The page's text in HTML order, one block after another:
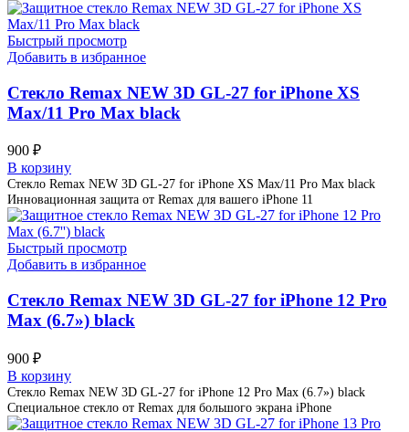
Быстрый просмотр
Добавить в избранное
Стекло Remax NEW 3D GL-27 for iPhone XS
Max/11 Pro Max black
900 ₽
В корзину
Стекло Remax NEW 3D GL-27 for iPhone XS Max/11 Pro Max black
Инновационная защита от Remax для вашего iPhone 11
Быстрый просмотр
Добавить в избранное
Стекло Remax NEW 3D GL-27 for iPhone 12 Pro
Max (6.7») black
900 ₽
В корзину
Стекло Remax NEW 3D GL-27 for iPhone 12 Pro Max (6.7») black
Специальное стекло от Remax для большого экрана iPhone